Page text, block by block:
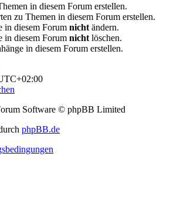
in diesem Forum erstellen.
zu Themen in diesem Forum erstellen.
in diesem Forum nicht ändern.
in diesem Forum nicht löschen.
in diesem Forum erstellen.
Software © phpBB Limited
phpBB.de